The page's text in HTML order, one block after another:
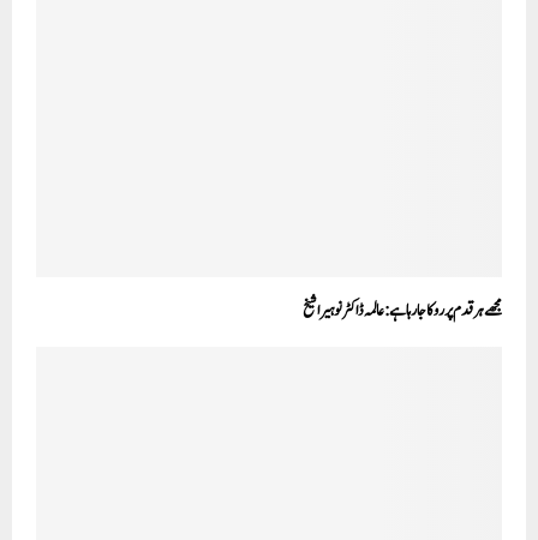
مجھے ہر قدم پر روکا جا رہا ہے: عالمہ ڈاکٹر نوہیرا شیخ